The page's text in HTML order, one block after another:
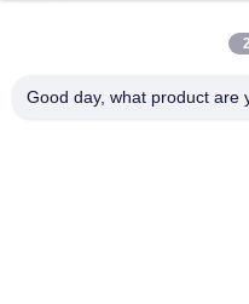
machine d'essai de
Machine d'essai
Good day, what product are